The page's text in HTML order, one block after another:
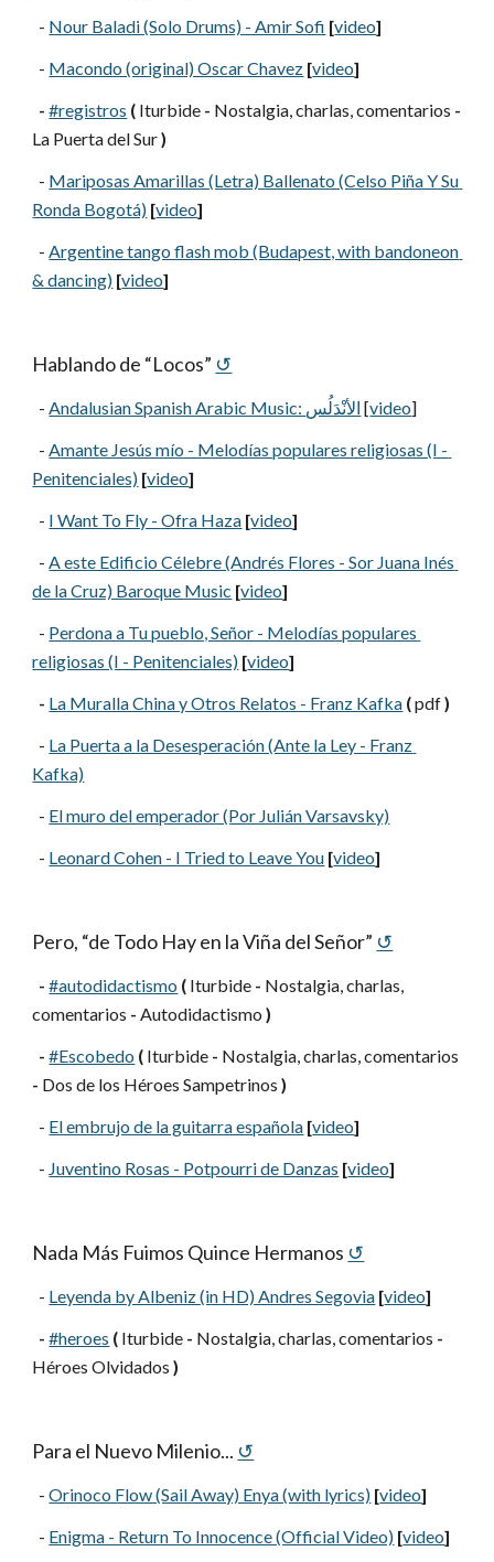
  -
Nour Baladi (Solo Drums) - Amir Sofi [video]
  -
Macondo (original) Oscar Chavez [video]
- #registros ( Iturbide - Nostalgia, charlas, comentarios -
La Puerta del Sur )
  -
Mariposas Amarillas (Letra) Ballenato (Celso Piña Y Su
Ronda Bogotá) [video]
  -
Argentine tango flash mob (Budapest, with bandoneon
& dancing) [video]
Hablando de “Locos” ↺
  -
Andalusian Spanish Arabic Music: الأنْدَلُس [video]
  -
Amante Jesús mío - Melodías populares religiosas (I -
Penitenciales) [video]
  -
I Want To Fly - Ofra Haza [video]
  -
A este Edificio Célebre (Andrés Flores - Sor Juana Inés
de la Cruz) Baroque Music [video]
  -
Perdona a Tu pueblo, Señor - Melodías populares
religiosas (I - Penitenciales) [video]
- La Muralla China y Otros Relatos - Franz Kafka ( pdf )
  -
La Puerta a la Desesperación (Ante la Ley - Franz
Kafka)
  -
El muro del emperador (Por Julián Varsavsky)
  -
Leonard Cohen - I Tried to Leave You [video]
Pero, “de Todo Hay en la Viña del Señor” ↺
- #autodidactismo ( Iturbide - Nostalgia, charlas,
comentarios - Autodidactismo )
- #Escobedo ( Iturbide -
- Dos de los Héroes Sampetrinos )
  -
El embrujo de la guitarra española [video]
  -
Juventino Rosas - Potpourri de Danzas [video]
Nada Más Fuimos Quince Hermanos ↺
  -
Leyenda by Albeniz (in HD) Andres Segovia [video]
- #heroes ( Iturbide - Nostalgia, charlas, comentarios -
Héroes Olvidados )
Para el Nuevo Milenio... ↺
  -
Orinoco Flow (Sail Away) Enya (with lyrics) [video]
  -
Enigma - Return To Innocence (Official Video) [video]